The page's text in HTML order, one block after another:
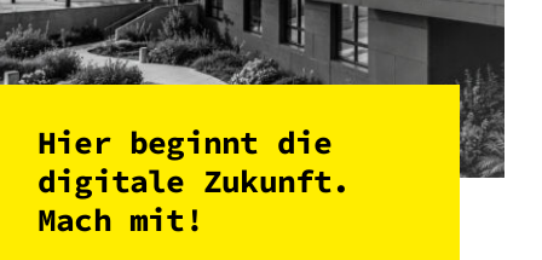
Hier beginnt die
digitale Zukunft.
Mach mit!